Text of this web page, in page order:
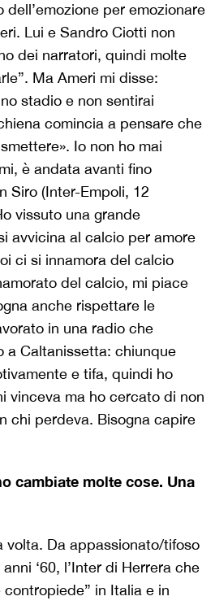
per emozionare
Lui e Sandro Ciotti non
dei narratori, quindi molte
Ma Ameri mi disse:
stadio e non sentirai
comincia a pensare che
Io non ho mai
è andata avanti fino
Siro (Inter-Empoli, 12
vissuto una grande
avvicina al calcio per amore
ci si innamora del calcio
del calcio, mi piace
anche rispettare le
in una radio che
a Caltanissetta: chiunque
e tifa, quindi ho
vinceva ma ho cercato di non
chi perdeva. Bisogna capire
cambiate molte cose. Una
volta. Da appassionato/tifoso
‘60, l’Inter di Herrera che
in Italia e in